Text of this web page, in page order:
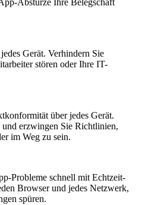
Abstürze Ihre Belegschaft
Gerät. Verhindern Sie
stören oder Ihre IT-
über jedes Gerät.
erzwingen Sie Richtlinien,
im Weg zu sein.
Probleme schnell mit Echtzeit-
Browser und jedes Netzwerk,
spüren.